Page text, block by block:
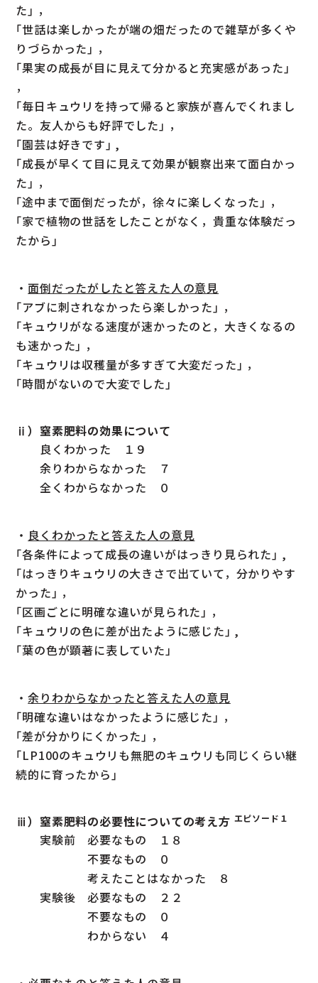
た｣ ，
｢世話は楽しかったが端の畑だったので雑草が多くや
りづらかった｣ ，
｢果実の成長が目に見えて分かると充実感があった｣
，
｢毎日キュウリを持って帰ると家族が喜んでくれまし
た。友人からも好評でした｣ ，
｢園芸は好きです｣ ,
｢成長が早くて目に見えて効果が観察出来て面白かっ
た｣ ，
｢途中まで面倒だったが，徐々に楽しくなった｣ ，
｢家で植物の世話をしたことがなく，貴重な体験だっ
たから｣
・面倒だったがしたと答えた人の意見
｢アブに刺されなかったら楽しかった｣ ，
｢キュウリがなる速度が速かったのと，大きくなるの
も速かった｣ ，
｢キュウリは収穫量が多すぎて大変だった｣ ，
｢時間がないので大変でした｣
ⅱ）窒素肥料の効果について
良くわかった １９
余りわからなかった ７
全くわからなかった ０
・ 良くわかったと答えた人の意見
｢各条件によって成長の違いがはっきり見られた｣ ,
｢はっきりキュウリの大きさで出ていて，分かりやす
かった｣ ，
｢区画ごとに明確な違いが見られた｣ ，
｢キュウリの色に差が出たように感じた｣ ,
｢葉の色が顕著に表していた」
・余りわからなかったと答えた人の意見
｢明確な違いはなかったように感じた｣ ，
｢差が分かりにくかった｣ ，
｢LP100のキュウリも無肥のキュウリも同じくらい継
続的に育ったから｣
ⅲ）窒素肥料の必要性についての考え方 エピソード１
実験前 必要なもの １８
不要なもの ０
考えたことはなかった ８
実験後 必要なもの ２２
不要なもの ０
わからない ４